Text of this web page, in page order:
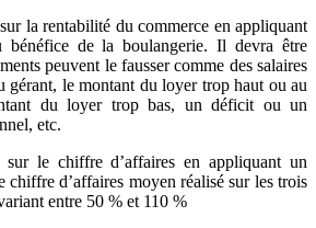
la rentabilité du commerce en appliquant
bénéfice de la boulangerie. Il devra être
peuvent le fausser comme des salaires
gérant, le montant du loyer trop haut ou au
du loyer trop bas, un déficit ou un
etc.
sur le chiffre d’affaires en appliquant un
chiffre d’affaires moyen réalisé sur les trois
entre 50 % et 110 %